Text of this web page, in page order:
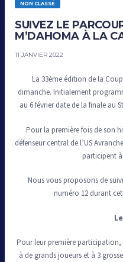
NON CLASSÉ
SUIVEZ LE
M’DAHOMA À LA
11 JANVIER 2022
La 33ème édition de la
dimanche. Initialement
au 6 février date de la finale au
Pour la première fois de son
défenseur central de l’US
participent
Nous vous proposons de
numéro 12 durant
Pour leur première participation,
à de grands joueurs et à 3